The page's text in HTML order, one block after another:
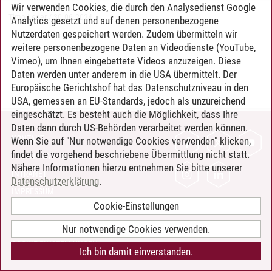
Timo Leder/30.06.2024
KONTAKT
LEUPHANA ALS ARBEITGEBER
INTRANET
BARRIEREFREIHEIT
COOKIE-EINSTELLUNGEN
Wir verwenden Cookies, die durch den Analysedienst Google
Analytics gesetzt und auf denen personenbezogene
Nutzerdaten gespeichert werden. Zudem übermitteln wir
weitere personenbezogene Daten an Videodienste (YouTube,
Vimeo), um Ihnen eingebettete Videos anzuzeigen. Diese
Daten werden unter anderem in die USA übermittelt. Der
Europäische Gerichtshof hat das Datenschutzniveau in den
USA, gemessen an EU-Standards, jedoch als unzureichend
eingeschätzt. Es besteht auch die Möglichkeit, dass Ihre
Daten dann durch US-Behörden verarbeitet werden können.
Wenn Sie auf "Nur notwendige Cookies verwenden" klicken,
findet die vorgehend beschriebene Übermittlung nicht statt.
Nähere Informationen hierzu entnehmen Sie bitte unserer
Datenschutzerklärung.
Cookie-Einstellungen
Nur notwendige Cookies verwenden.
Ich bin damit einverstanden.